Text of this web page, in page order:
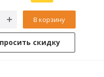
В корзину
скидку